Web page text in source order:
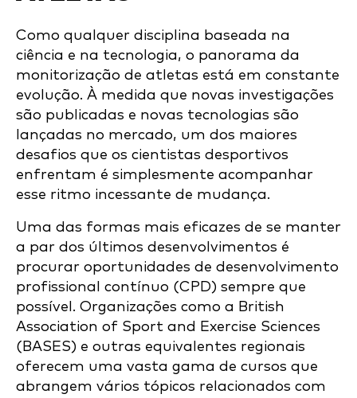
Como qualquer disciplina baseada na
ciência e na tecnologia, o panorama da
monitorização de atletas está em constante
evolução. À medida que novas investigações
são publicadas e novas tecnologias são
lançadas no mercado, um dos maiores
desafios que os cientistas desportivos
enfrentam é simplesmente acompanhar
esse ritmo incessante de mudança.
Uma das formas mais eficazes de se manter
a par dos últimos desenvolvimentos é
procurar oportunidades de desenvolvimento
profissional contínuo (CPD) sempre que
possível. Organizações como a British
Association of Sport and Exercise Sciences
(BASES) e outras equivalentes regionais
oferecem uma vasta gama de cursos que
abrangem vários tópicos relacionados com